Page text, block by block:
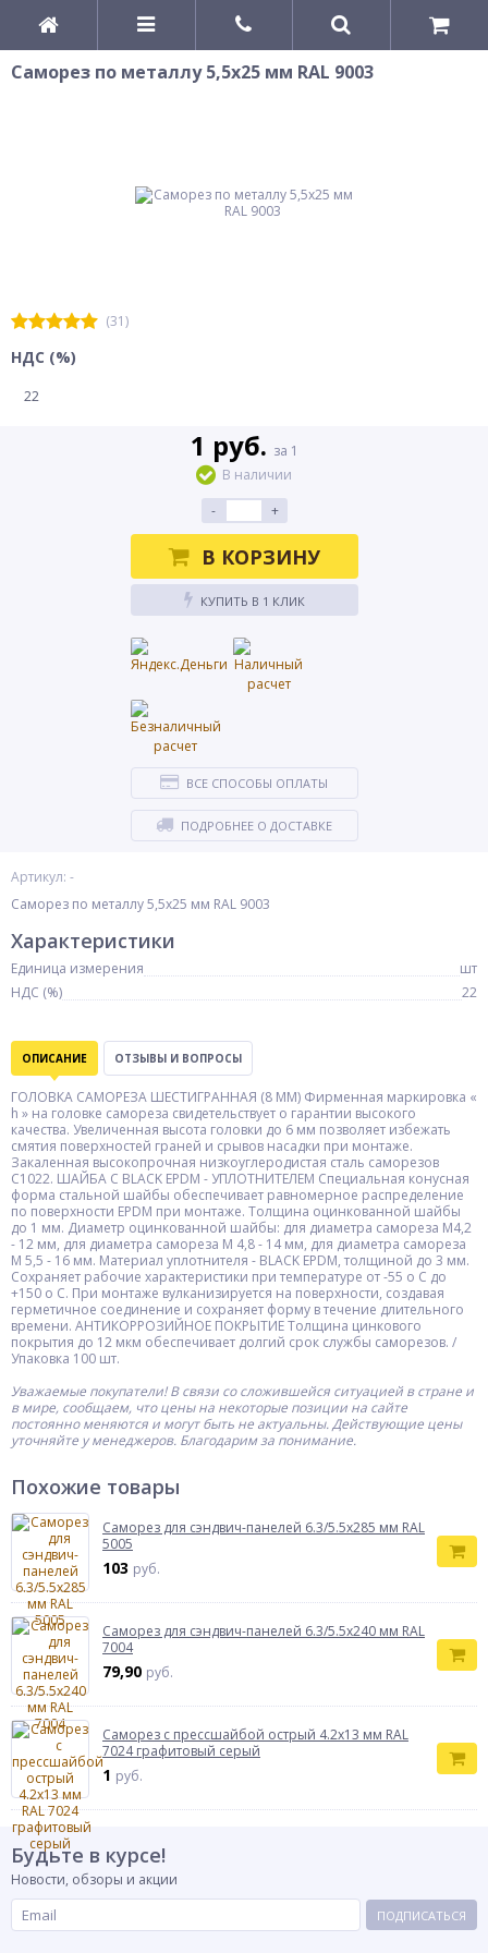
Саморез по металлу 5,5x25 мм RAL 9003
(31)
Артикул: -
Саморез по металлу 5,5x25 мм RAL 9003
НДС (%)
22
1 руб. за 1
В наличии
-
+
В КОРЗИНУ
КУПИТЬ В 1 КЛИК
ВСЕ СПОСОБЫ ОПЛАТЫ
ПОДРОБНЕЕ О ДОСТАВКЕ
Характеристики
Единица измерения
шт
НДС (%)
22
ОПИСАНИЕ ОТЗЫВЫ И ВОПРОСЫ
ГОЛОВКА САМОРЕЗА ШЕСТИГРАННАЯ (8 ММ) Фирменная маркировка «
h » на головке самореза свидетельствует о гарантии высокого
качества. Увеличенная высота головки до 6 мм позволяет избежать
смятия поверхностей граней и срывов насадки при монтаже.
Закаленная высокопрочная низкоуглеродистая сталь саморезов
С1022. ШАЙБА С BLACK EPDM - УПЛОТНИТЕЛЕМ Специальная конусная
форма стальной шайбы обеспечивает равномерное распределение
по поверхности EPDM при монтаже. Толщина оцинкованной шайбы
до 1 мм. Диаметр оцинкованной шайбы: для диаметра самореза М4,2
- 12 мм, для диаметра само­реза М 4,8 - 14 мм, для диаметра самореза
М 5,5 - 16 мм. Материал уплотнителя - BLACK EPDM, толщиной до 3 мм.
Сохраняет рабочие характеристики при температуре от -55 o С до
+150 o С. При монтаже вулканизируется на поверхности, создавая
герметичное соединение и сохраняет форму в течение длительного
времени. АНТИКОРРОЗИЙНОЕ ПОКРЫТИЕ Толщина цинкового
покрытия до 12 мкм обеспечивает долгий срок службы саморезов. /
Упаковка 100 шт.
Уважаемые покупатели! В связи со сложившейся ситуацией в стране и
в мире, сообщаем, что цены на некоторые позиции на сайте
постоянно меняются и могут быть не актуальны. Действующие цены
уточняйте у менеджеров. Благодарим за понимание.
Похожие товары
Саморез для сэндвич-панелей 6.3/5.5х285 мм RAL
5005
103 руб.
Саморез для сэндвич-панелей 6.3/5.5х240 мм RAL
7004
79,90 руб.
Саморез с прессшайбой острый 4.2x13 мм RAL
7024 графитовый серый
1 руб.
Будьте в курсе!
Новости, обзоры и акции
ПОДПИСАТЬСЯ